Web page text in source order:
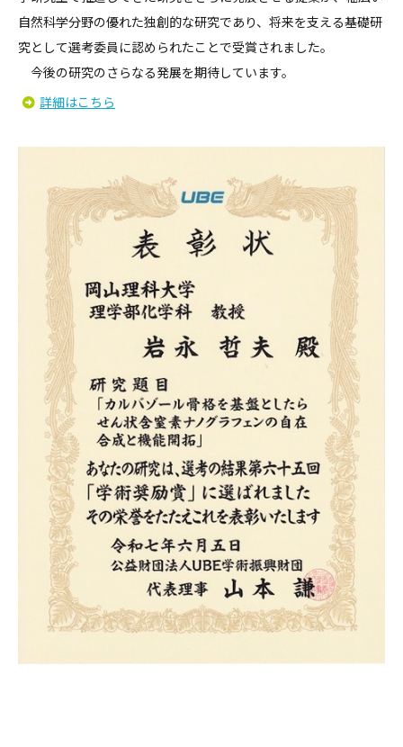
自然科学分野の優れた独創的な研究であり、将来を支える基礎研
究として選考委員に認められたことで受賞されました。
今後の研究のさらなる発展を期待しています。
詳細はこちら